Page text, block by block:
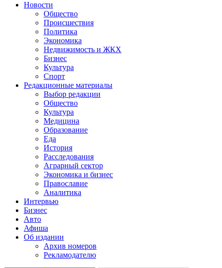
Новости
Общество
Происшествия
Политика
Экономика
Недвижимость и ЖКХ
Бизнес
Культура
Спорт
Редакционные материалы
Выбор редакции
Общество
Культура
Медицина
Образование
Еда
История
Расследования
Аграрный сектор
Экономика и бизнес
Православие
Аналитика
Интервью
Бизнес
Авто
Афиша
Об издании
Архив номеров
Рекламодателю